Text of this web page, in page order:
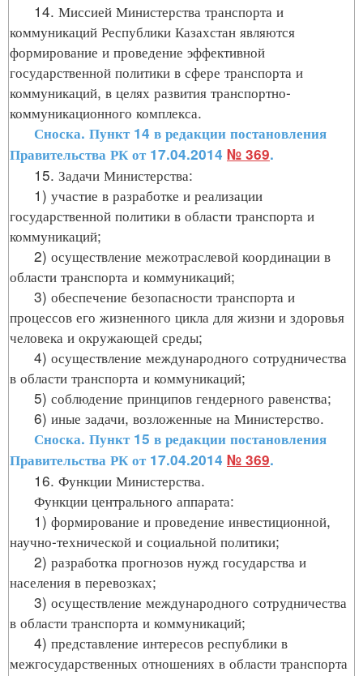
14. Миссией Министерства транспорта и
коммуникаций Республики Казахстан являются
формирование и проведение эффективной
государственной политики в сфере транспорта и
коммуникаций, в целях развития транспортно-
коммуникационного комплекса.
Сноска. Пункт 14 в редакции постановления
Правительства РК от 17.04.2014 № 369.
15. Задачи Министерства:
1) участие в разработке и реализации
государственной политики в области транспорта и
коммуникаций;
2) осуществление межотраслевой координации в
области транспорта и коммуникаций;
3) обеспечение безопасности транспорта и
процессов его жизненного цикла для жизни и здоровья
человека и окружающей среды;
4) осуществление международного сотрудничества
в области транспорта и коммуникаций;
5) соблюдение принципов гендерного равенства;
6) иные задачи, возложенные на Министерство.
Сноска. Пункт 15 в редакции постановления
Правительства РК от 17.04.2014 № 369.
16. Функции Министерства.
Функции центрального аппарата:
1) формирование и проведение инвестиционной,
научно-технической и социальной политики;
2) разработка прогнозов нужд государства и
населения в перевозках;
3) осуществление международного сотрудничества
в области транспорта и коммуникаций;
4) представление интересов республики в
межгосударственных отношениях в области транспорта